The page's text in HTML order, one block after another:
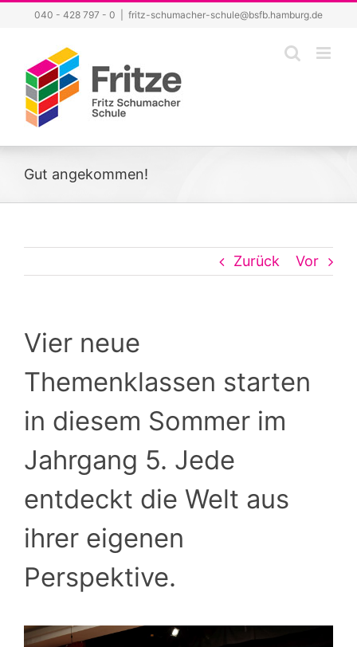
springen
040 - 428 797 - 0 fritz-schumacher-schule@bsfb.hamburg.de
Gut angekommen!
Zurück Vor
Vier neue
Themenklassen starten
in diesem Sommer im
Jahrgang 5. Jede
entdeckt die Welt aus
ihrer eigenen
Perspektive.